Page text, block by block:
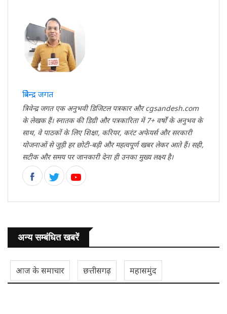
त्रिवेन्द्र जगत
त्रिवेन्द्र जगत एक अनुभवी डिजिटल पत्रकार और cgsandesh.com
के लेखक हैं। स्नातक की डिग्री और पत्रकारिता में 7+ वर्षों के अनुभव के
साथ, वे पाठकों के लिए शिक्षा, करियर, करंट अफेयर्स और सरकारी
योजनाओं से जुड़ी हर छोटी-बड़ी और महत्वपूर्ण खबर लेकर आते हैं। सही,
सटीक और समय पर जानकारी देना ही उनका मुख्य लक्ष्य है।
अन्य सम्बंधित खबरें
आज के समाचार छत्तीसगढ़ महासमुंद